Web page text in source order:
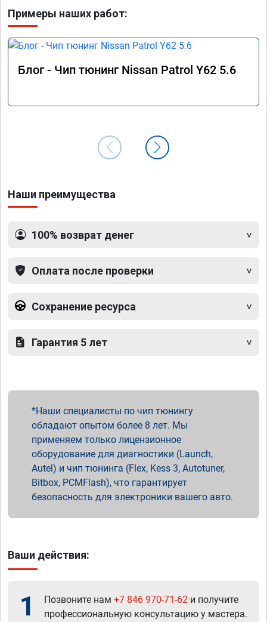
Примеры наших работ:
Блог - Чип тюнинг Nissan Patrol Y62 5.6
Наши преимущества
100% возврат денег
Оплата после проверки
Сохранение ресурса
Гарантия 5 лет
Наши специалисты по чип тюнингу
обладают опытом более 8 лет. Мы
применяем только лицензионное
оборудование для диагностики (Launch,
Autel) и чип тюнинга (Flex, Kess 3, Autotuner,
Bitbox, PCMFlash), что гарантирует
безопасность для электроники вашего авто.
Ваши действия:
1 Позвоните нам +7 846 970-71-62 и получите
профессиональную консультацию у мастера.